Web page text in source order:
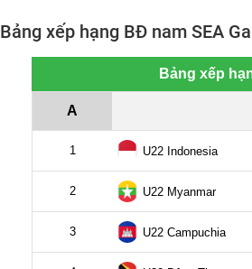
Bảng xếp hạng BĐ nam SEA